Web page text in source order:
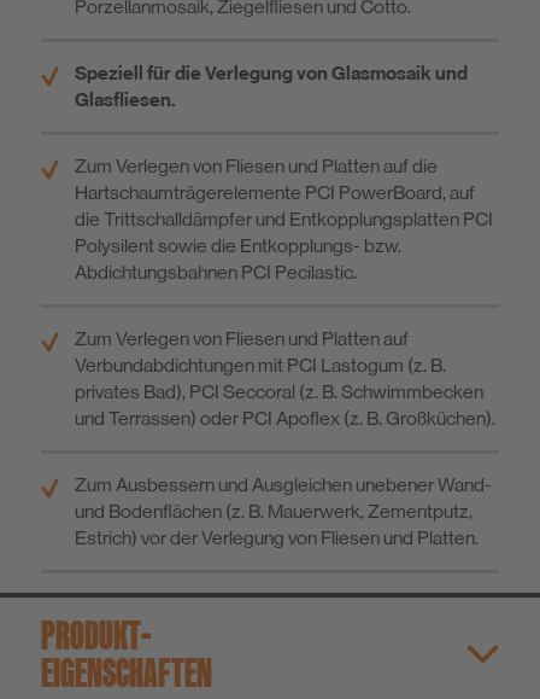
Porzellanmosaik, Ziegelfliesen und Cotto.
Speziell für die Verlegung von Glasmosaik und
Glasfliesen.
Zum Verlegen von Fliesen und Platten auf die
Hartschaumträgerelemente PCI PowerBoard, auf
die Trittschalldämpfer und Entkopplungsplatten PCI
Polysilent sowie die Entkopplungs- bzw.
Abdichtungsbahnen PCI Pecilastic.
Zum Verlegen von Fliesen und Platten auf
Verbundabdichtungen mit PCI Lastogum (z. B.
privates Bad), PCI Seccoral (z. B. Schwimmbecken
und Terrassen) oder PCI Apoflex (z. B. Großküchen).
Zum Ausbessern und Ausgleichen unebener Wand-
und Bodenflächen (z. B. Mauerwerk, Zementputz,
Estrich) vor der Verlegung von Fliesen und Platten.
PRODUKT­
EIGENSCHAFTEN